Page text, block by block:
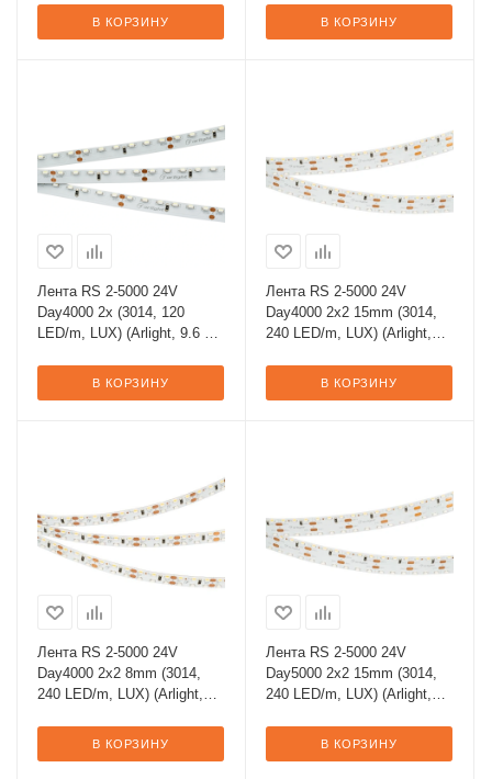
В КОРЗИНУ В КОРЗИНУ
Лента RS 2-5000 24V
Day4000 2x (3014, 120
LED/m, LUX) (Arlight, 9.6 Вт/
В КОРЗИНУ
Лента RS 2-5000 24V
Day4000 2x2 15mm (3014,
240 LED/m, LUX) (Arlight,
В КОРЗИНУ
Лента RS 2-5000 24V
Day4000 2x2 8mm (3014,
240 LED/m, LUX) (Arlight,
В КОРЗИНУ
Лента RS 2-5000 24V
Day5000 2x2 15mm (3014,
240 LED/m, LUX) (Arlight,
В КОРЗИНУ